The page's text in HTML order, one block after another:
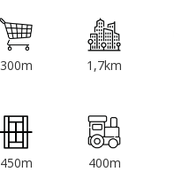
300m 1,7km
450m 400m